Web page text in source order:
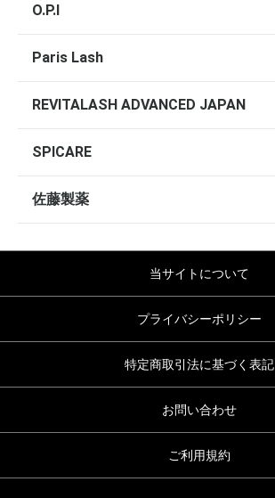
O.P.I
Paris Lash
REVITALASH ADVANCED JAPAN
SPICARE
佐藤製薬
当サイトについて
プライバシーポリシー
特定商取引法に基づく表記
お問い合わせ
ご利用規約